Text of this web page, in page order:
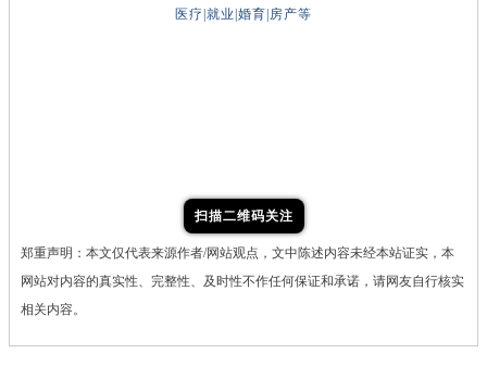
医疗|就业|婚育|房产等
扫描二维码关注
郑重声明：本文仅代表来源作者/网站观点，文中陈述内容未经本站证实，本
网站对内容的真实性、完整性、及时性不作任何保证和承诺，请网友自行核实
相关内容。